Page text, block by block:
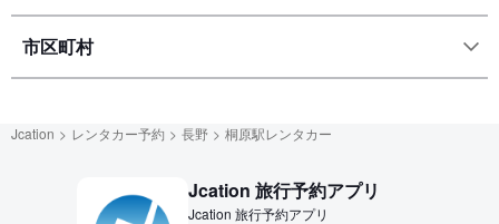
市区町村
Jcation レンタカー予約 長野 桐原駅レンタカー
Jcation 旅行予約アプリ
Jcation 旅行予約アプリ